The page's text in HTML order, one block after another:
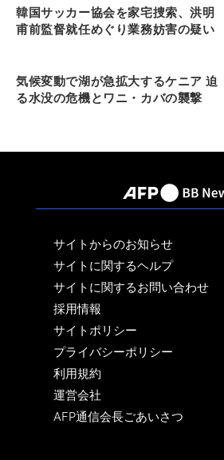
韓国サッカー協会を家宅捜索、洪明
甫前監督就任めぐり業務妨害の疑い
気候変動で湖が急拡大するケニア 迫
る水没の危機とワニ・カバの襲撃
サイトからのお知らせ
サイトに関するヘルプ
サイトに関するお問い合わせ
採用情報
サイトポリシー
プライバシーポリシー
利用規約
運営会社
AFP通信会長ごあいさつ